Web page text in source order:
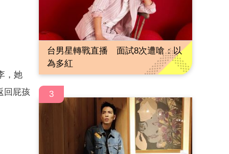
，她
回屁孩
台男星轉戰直播 面試8次遭嗆：以
為多紅
3